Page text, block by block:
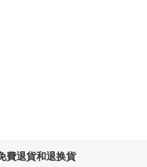
費退貨和退换貨